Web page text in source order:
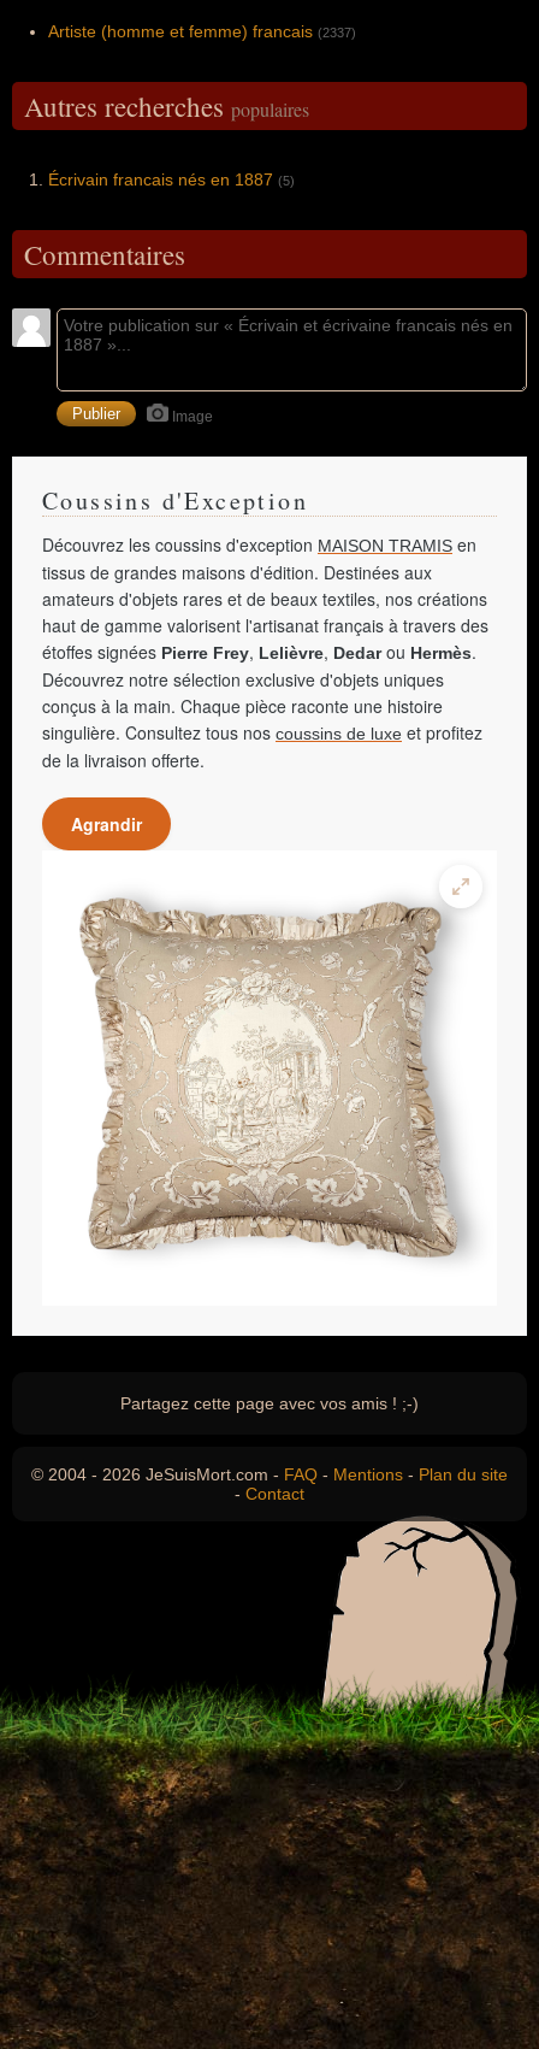
Artiste (homme et femme) francais (2337)
Autres recherches populaires
Écrivain francais nés en 1887 (5)
Commentaires
Image
Coussins d'Exception
Découvrez les coussins d'exception MAISON TRAMIS en
tissus de grandes maisons d'édition. Destinées aux
amateurs d'objets rares et de beaux textiles, nos créations
haut de gamme valorisent l'artisanat français à travers des
étoffes signées Pierre Frey, Lelièvre, Dedarou Hermès.
Découvrez notre sélection exclusive d'objets uniques
conçus à la main. Chaque pièce raconte une histoire
singulière. Consultez tous nos coussins de luxe et profitez
de la livraison offerte.
Agrandir
Partagez cette page avec vos amis ! ;-)
© 2004 - 2026 JeSuisMort.com - FAQ - Mentions - Plan du site
- Contact